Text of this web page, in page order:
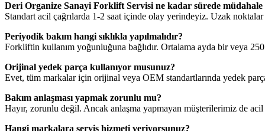
Deri Organize Sanayi Forklift Servisi ne kadar sürede müdahale
Standart acil çağrılarda 1-2 saat içinde olay yerindeyiz. Uzak
Periyodik bakım hangi sıklıkla yapılmalıdır?
Forkliftin kullanım yoğunluğuna bağlıdır. Ortalama ayda bir veya
Orijinal yedek parça kullanıyor musunuz?
Evet, tüm markalar için orijinal veya OEM standartlarında yedek
Bakım anlaşması yapmak zorunlu mu?
Hayır, zorunlu değil. Ancak anlaşma yapmayan müşterilerimiz de
Hangi markalara servis hizmeti veriyorsunuz?